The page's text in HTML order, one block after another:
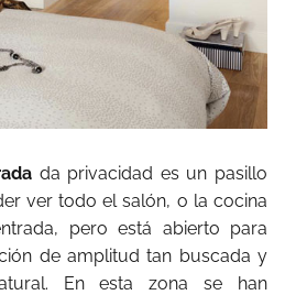
da privacidad es un pasillo
ver todo el salón, o la cocina
pero está abierto para
de amplitud tan buscada y
En esta zona se han